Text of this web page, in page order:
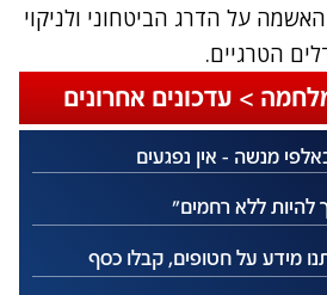
על הדרג הביטחוני ולניקוי
הטרגיים.